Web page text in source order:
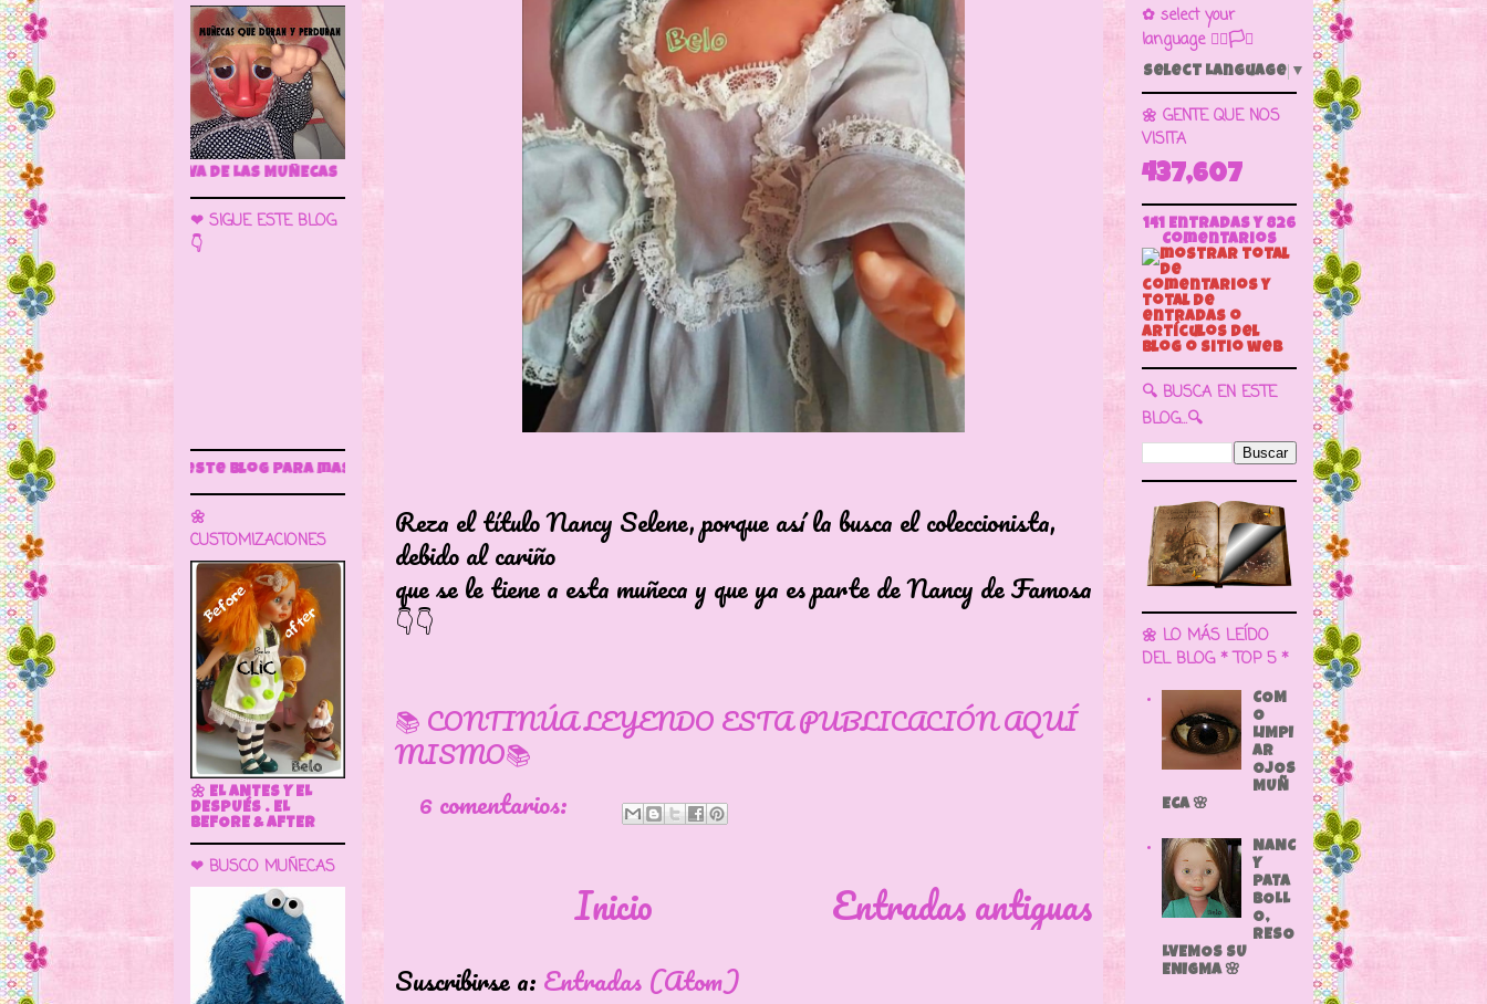
Reza el título Nancy Selene, porque así la busca el coleccionista,
debido al cariño
que se le tiene a esta muñeca y que ya es parte de Nancy de Famosa
👇👇
📚 CONTINÚA LEYENDO ESTA PUBLICACIÓN AQUÍ
MISMO📚
6 comentarios:
Entradas antiguas
Inicio
Suscribirse a: Entradas (Atom)
🌼 LA CUEVA DE LAS MUÑECAS
❤ SIGUE ESTE BLOG
👇
este blog para más información
🌼
CUSTOMIZACIONES
🌼 EL ANTES Y EL
DESPUÉS . EL
BEFORE & AFTER
❤ BUSCO MUÑECAS
✿ select your
language 🏳️‍🌈🏳️🏁
Select Language ▼
🌼 GENTE QUE NOS
VISITA
437,607
141 Entradas y 826
Comentarios
🔍 BUSCA EN ESTE
BLOG...🔍
🌼 LO MÁS LEÍDO
DEL BLOG * TOP 5 *
COM
O
LIMPI
AR
OJOS
MUÑ
ECA 🌸
NANC
Y
PATA
BOLL
O,
RESO
LVEMOS SU
ENIGMA 🌸